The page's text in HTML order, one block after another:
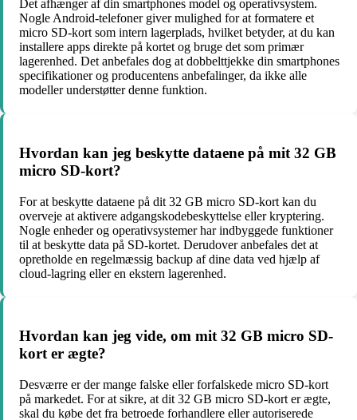
Det afhænger af din smartphones model og operativsystem.
Nogle Android-telefoner giver mulighed for at formatere et
micro SD-kort som intern lagerplads, hvilket betyder, at du kan
installere apps direkte på kortet og bruge det som primær
lagerenhed. Det anbefales dog at dobbelttjekke din smartphones
specifikationer og producentens anbefalinger, da ikke alle
modeller understøtter denne funktion.
Hvordan kan jeg beskytte dataene på mit 32 GB
micro SD-kort?
For at beskytte dataene på dit 32 GB micro SD-kort kan du
overveje at aktivere adgangskodebeskyttelse eller kryptering.
Nogle enheder og operativsystemer har indbyggede funktioner
til at beskytte data på SD-kortet. Derudover anbefales det at
opretholde en regelmæssig backup af dine data ved hjælp af
cloud-lagring eller en ekstern lagerenhed.
Hvordan kan jeg vide, om mit 32 GB micro SD-
kort er ægte?
Desværre er der mange falske eller forfalskede micro SD-kort
på markedet. For at sikre, at dit 32 GB micro SD-kort er ægte,
skal du købe det fra betroede forhandlere eller autoriserede